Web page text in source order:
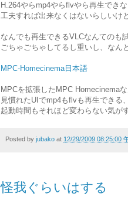
H.264やらmp4やらflvやら再生できな
工夫すれば出来なくはないらしいけ
なんでも再生できるVLCなんてのも
ごちゃごちゃしてるし重いし、なん
MPC-Homecinema日本語
MPCを拡張したMPC Homecinema
見慣れたUIでmp4もflvも再生できる
起動時間もそれほど変わらない気が
Posted by jubako at 12/29/2009 08:25:00
怪我ぐらいはする